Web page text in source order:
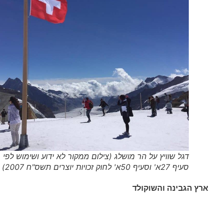
דגל שוויץ על הר מושלג (צילום ממקור לא ידוע ושימוש לפי
סעיף 27א' וסעיף 50א' לחוק זכויות יוצרים תשס"ח 2007)
ארץ הגבינה והשוקולד